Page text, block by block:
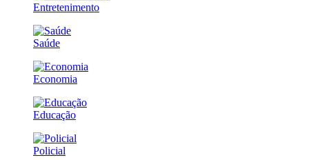
Entretenimento
Saúde
Economia
Educação
Policial